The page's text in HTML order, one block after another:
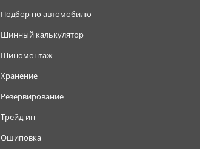
Подбор по автомобилю
Шинный калькулятор
Шиномонтаж
Хранение
Резервирование
Трейд-ин
Ошиповка